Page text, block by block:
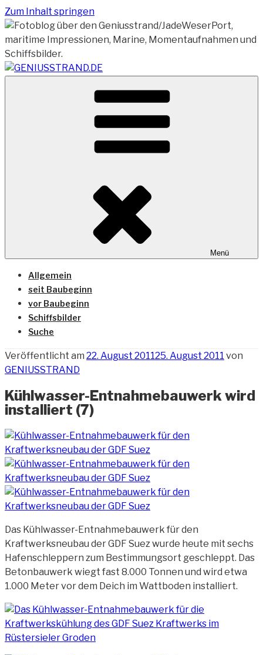
Zum Inhalt springen
GENIUSSTRAND.DE
Vom Geniusstrand zum JadeWeserPort/Container
Terminal Wilhelmshaven
Menü
Allgemein
seit Baubeginn
vor Baubeginn
Schiffsbilder
Suche
Veröffentlicht am 22. August 201125. August 2011 von
GENIUSSTRAND
Kühlwasser-Entnahmebauwerk wird
installiert (7)
Das Kühlwasser-Entnahmebauwerk für den
Kraftwerksneubau der GDF Suez wurde heute mit sechs
Hafenschleppern zum Bestimmungsort geschleppt. Das
Betonbauwerk wiegt fast 8.000 Tonnen und wird etwa
1.000 Meter vor dem Deich im Wattboden installiert.